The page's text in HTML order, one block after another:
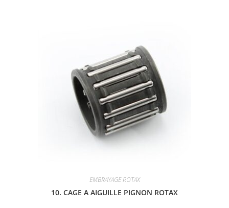
EMBRAYAGE ROTAX
10. CAGE A AIGUILLE PIGNON ROTAX